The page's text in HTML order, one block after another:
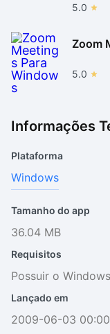
5.0
Zoom
5.0
Informações
Plataforma
Windows
Tamanho do app
36.04 MB
Requisitos
Possuir o
Lançado em
2009-06-03